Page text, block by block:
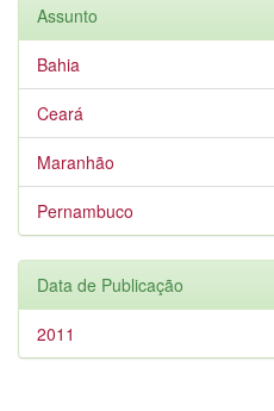
Assunto
Bahia
Ceará
Maranhão
Pernambuco
Data de Publicação
2011